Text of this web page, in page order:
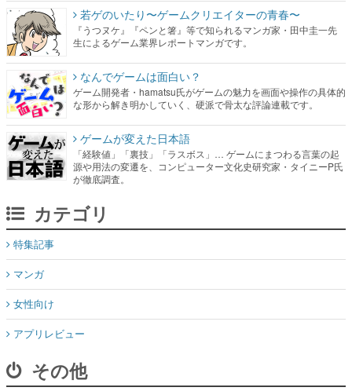
若ゲのいたり〜ゲームクリエイターの青春〜
『うつヌケ』『ペンと箸』等で知られるマンガ家・田中圭一先
生によるゲーム業界レポートマンガです。
なんでゲームは面白い？
ゲーム開発者・hamatsu氏がゲームの魅力を画面や操作の具体的
な形から解き明かしていく、硬派で骨太な評論連載です。
ゲームが変えた日本語
「経験値」「裏技」「ラスボス」… ゲームにまつわる言葉の起
源や用法の変遷を、コンピューター文化史研究家・タイニーP氏
が徹底調査。
カテゴリ
特集記事
マンガ
女性向け
アプリレビュー
その他